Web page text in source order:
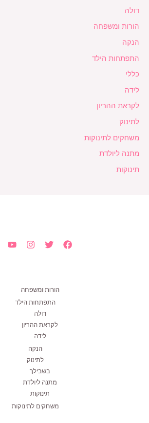
דולה
הורות ומשפחה
הנקה
התפתחות הילד
כללי
לידה
לקראת ההריון
לתינוק
משחקים לתינוקות
מתנה ליולדת
תינוקות
הורות ומשפחה
התפתחות הילד
דולה
לקראת ההריון
לידה
הנקה
לתינוק
בשבילך
מתנה ליולדת
תינוקות
משחקים לתינוקות